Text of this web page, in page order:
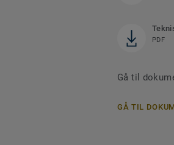
PDF
Gå til
GÅ TIL